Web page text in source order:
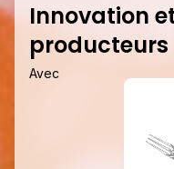
Innovation
producteurs
Avec